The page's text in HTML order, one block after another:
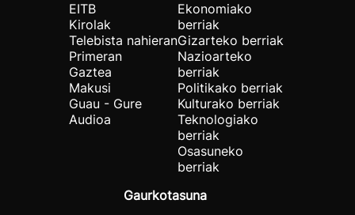
EITB
Kirolak
Telebista nahieran
Primeran
Gaztea
Makusi
Guau - Gure
Audioa
Ekonomiako
berriak
Gizarteko berriak
Nazioarteko
berriak
Politikako berriak
Kulturako berriak
Teknologiako
berriak
Osasuneko
berriak
Gaurkotasuna